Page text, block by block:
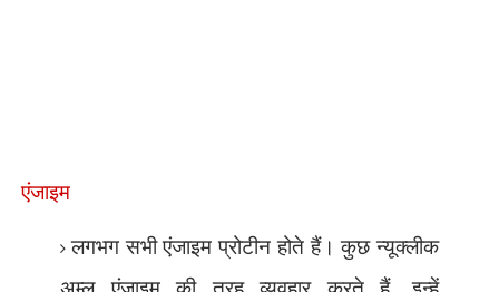
एंजाइम
लगभग सभी एंजाइम प्रोटीन होते हैं। कुछ न्यूक्लीक